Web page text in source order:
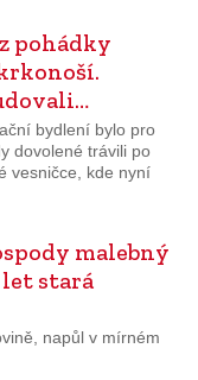
pohádky
bydlení bylo pro
dovolené trávili po
vesničce, kde nyní
malebný
stará
napůl v mírném